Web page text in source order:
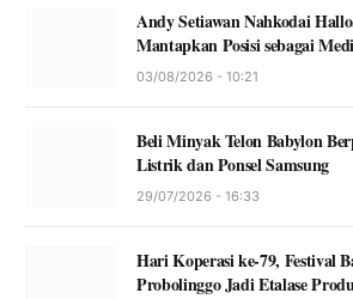
Andy Setiawan Nahkodai
Mantapkan Posisi sebagai
03/08/2026 - 10:21
Beli Minyak Telon Babylon
Listrik dan Ponsel Samsung
29/07/2026 - 16:33
Hari Koperasi ke-79, Festival
Probolinggo Jadi Etalase